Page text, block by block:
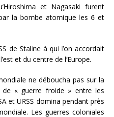
et Nagasaki furent
la bombe atomique les 6 et
de Staline à qui l’on accordait
et du centre de l’Europe.
ne déboucha pas sur la
de « guerre froide » entre les
et URSS domina pendant près
Les guerres coloniales